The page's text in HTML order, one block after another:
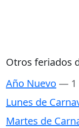
Otros feriados
Año Nuevo — 1
Lunes de
Martes de